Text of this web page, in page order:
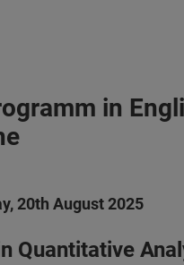
in
20th August 2025
Quantitative